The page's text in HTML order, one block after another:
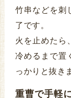
竹串などを刺
了です。
火を止めたら
冷めるまで置
っかりと抜き
重曹で手軽